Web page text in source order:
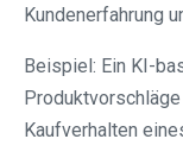
Kundenerfahrung
Beispiel: Ein KI-
Kaufverhalten